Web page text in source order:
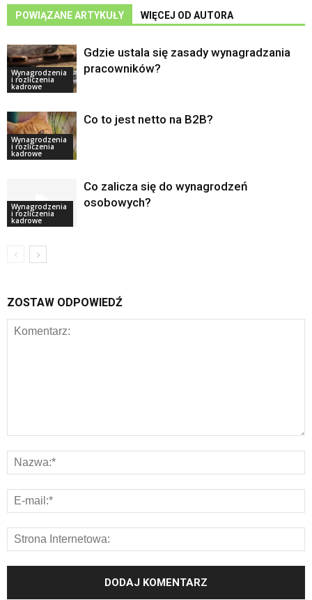
POWIĄZANE ARTYKUŁY WIĘCEJ OD AUTORA
Wynagrodzenia
i rozliczenia
kadrowe
Gdzie ustala się zasady wynagradzania
pracowników?
Wynagrodzenia
i rozliczenia
kadrowe
Co to jest netto na B2B?
Wynagrodzenia
i rozliczenia
kadrowe
Co zalicza się do wynagrodzeń
osobowych?
ZOSTAW ODPOWIEDŹ